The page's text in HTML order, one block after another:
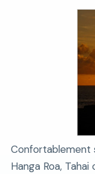
Confortablement
Hanga Roa,